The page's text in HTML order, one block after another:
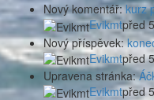
Nový komentář:kurz
Evikmtpřed
Nový příspěvek:
Evikmtpřed
Upravena stránka:
Evikmtpřed